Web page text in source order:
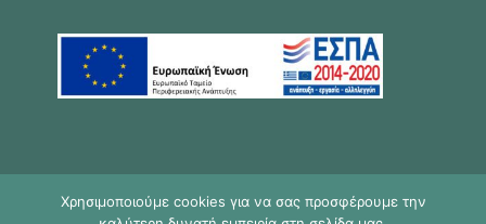
Χρησιμοποιούμε cookies για να σας προσφέρουμε την